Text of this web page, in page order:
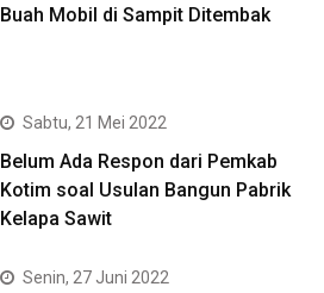
Buah Mobil di Sampit Ditembak
Sabtu, 21 Mei 2022
Belum Ada Respon dari Pemkab
Kotim soal Usulan Bangun Pabrik
Kelapa Sawit
Senin, 27 Juni 2022